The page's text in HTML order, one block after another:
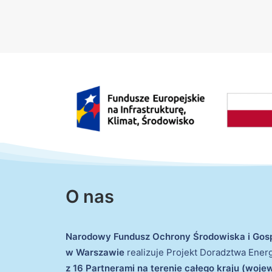
O nas
Narodowy Fundusz Ochrony Środowiska i
w Warszawie realizuje Projekt Doradztwa
z 16 Partnerami na terenie całego kraju